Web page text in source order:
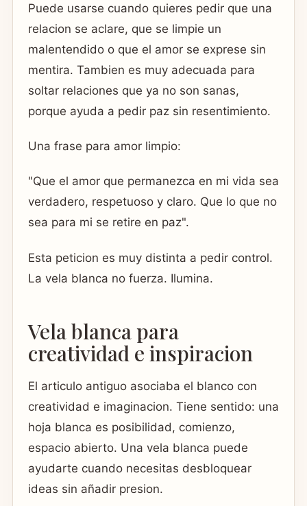
Puede usarse cuando quieres pedir que una
relacion se aclare, que se limpie un
malentendido o que el amor se exprese sin
mentira. Tambien es muy adecuada para
soltar relaciones que ya no son sanas,
porque ayuda a pedir paz sin resentimiento.
Una frase para amor limpio:
"Que el amor que permanezca en mi vida sea
verdadero, respetuoso y claro. Que lo que no
sea para mi se retire en paz".
Esta peticion es muy distinta a pedir control.
La vela blanca no fuerza. Ilumina.
Vela blanca para
creatividad e inspiracion
El articulo antiguo asociaba el blanco con
creatividad e imaginacion. Tiene sentido: una
hoja blanca es posibilidad, comienzo,
espacio abierto. Una vela blanca puede
ayudarte cuando necesitas desbloquear
ideas sin añadir presion.